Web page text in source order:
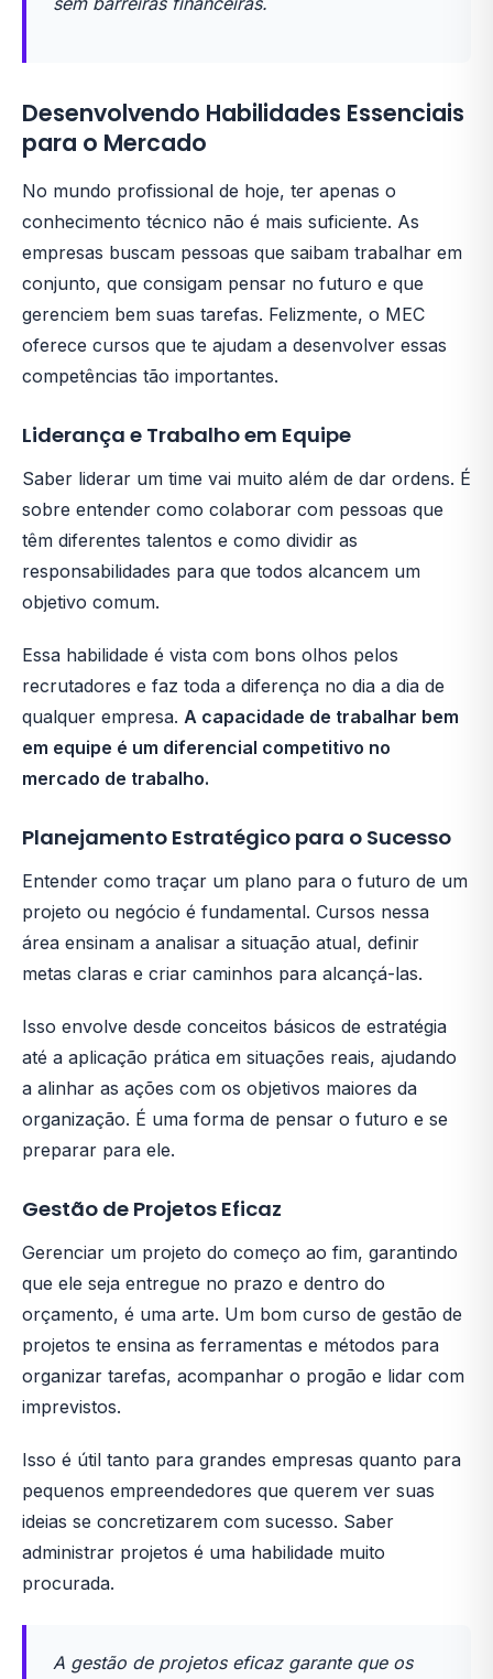
Desenvolvendo Habilidades Essenciais
para o Mercado
No mundo profissional de hoje, ter apenas o
conhecimento técnico não é mais suficiente. As
empresas buscam pessoas que saibam trabalhar em
conjunto, que consigam pensar no futuro e que
gerenciem bem suas tarefas. Felizmente, o MEC
oferece cursos que te ajudam a desenvolver essas
competências tão importantes.
Liderança e Trabalho em Equipe
Saber liderar um time vai muito além de dar ordens. É
sobre entender como colaborar com pessoas que
têm diferentes talentos e como dividir as
responsabilidades para que todos alcancem um
objetivo comum.
Essa habilidade é vista com bons olhos pelos
recrutadores e faz toda a diferença no dia a dia de
qualquer empresa. A capacidade de trabalhar bem
em equipe é um diferencial competitivo no
mercado de trabalho.
Planejamento Estratégico para o Sucesso
Entender como traçar um plano para o futuro de um
projeto ou negócio é fundamental. Cursos nessa
área ensinam a analisar a situação atual, definir
metas claras e criar caminhos para alcançá-las.
Isso envolve desde conceitos básicos de estratégia
até a aplicação prática em situações reais, ajudando
a alinhar as ações com os objetivos maiores da
organização. É uma forma de pensar o futuro e se
preparar para ele.
Gestão de Projetos Eficaz
Gerenciar um projeto do começo ao fim, garantindo
que ele seja entregue no prazo e dentro do
orçamento, é uma arte. Um bom curso de gestão de
projetos te ensina as ferramentas e métodos para
organizar tarefas, acompanhar o progão e lidar com
imprevistos.
Isso é útil tanto para grandes empresas quanto para
pequenos empreendedores que querem ver suas
ideias se concretizarem com sucesso. Saber
administrar projetos é uma habilidade muito
procurada.
A gestão de projetos eficaz garante que os